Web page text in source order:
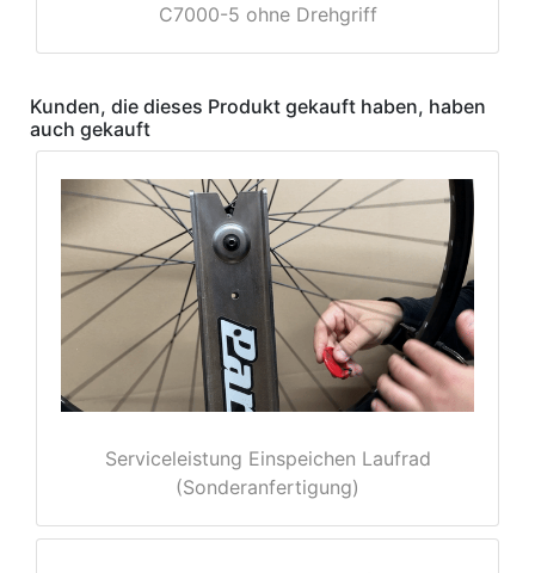
C7000-5 ohne Drehgriff
Kunden, die dieses Produkt gekauft haben, haben
auch gekauft
Serviceleistung Einspeichen Laufrad
(Sonderanfertigung)